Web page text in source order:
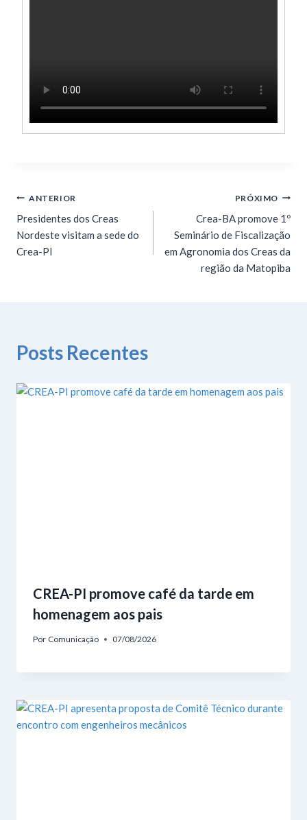
ANTERIOR
Presidentes dos Creas
Nordeste visitam a sede do
Crea-PI
PRÓXIMO
Crea-BA promove 1º
Seminário de Fiscalização
em Agronomia dos Creas da
região da Matopiba
Posts Recentes
CREA-PI promove café da tarde em
homenagem aos pais
Por Comunicação 07/08/2026